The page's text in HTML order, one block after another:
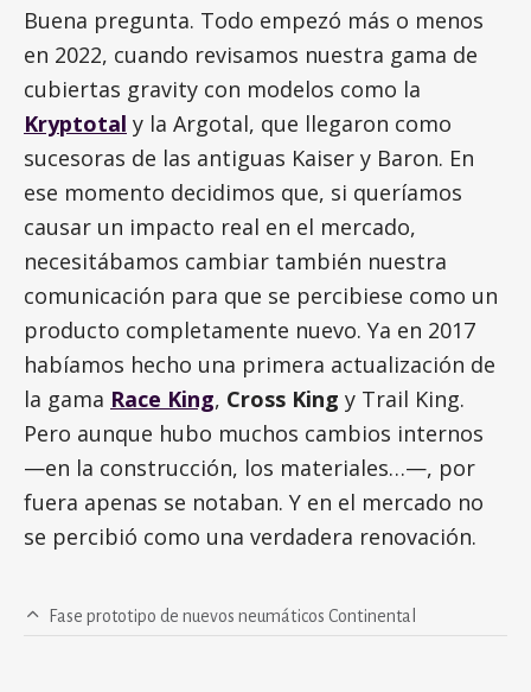
Buena pregunta. Todo empezó más o menos
en 2022, cuando revisamos nuestra gama de
cubiertas gravity con modelos como la
Kryptotal y la Argotal, que llegaron como
sucesoras de las antiguas Kaiser y Baron. En
ese momento decidimos que, si queríamos
causar un impacto real en el mercado,
necesitábamos cambiar también nuestra
comunicación para que se percibiese como un
producto completamente nuevo. Ya en 2017
habíamos hecho una primera actualización de
la gama Race King, Cross King y Trail King.
Pero aunque hubo muchos cambios internos
—en la construcción, los materiales…—, por
fuera apenas se notaban. Y en el mercado no
se percibió como una verdadera renovación.
Fase prototipo de nuevos neumáticos Continental